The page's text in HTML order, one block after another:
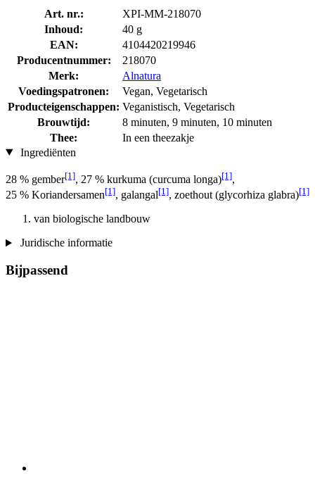
Art. nr.:
XPI-MM-218070
Inhoud:
40 g
EAN:
4104420219946
Producentnummer:
218070
Merk:
Alnatura
Voedingspatronen:
Vegan, Vegetarisch
Producteigenschappen: Veganistisch, Vegetarisch
Brouwtijd:
8 minuten, 9 minuten, 10 minuten
Thee:
In een theezakje
Ingrediënten
28 % gember[1], 27 % kurkuma (curcuma longa)[1],
25 % Koriandersamen[1], galangal[1], zoethout (glycorhiza glabra)[1]
van biologische landbouw
Juridische informatie
Bijpassend